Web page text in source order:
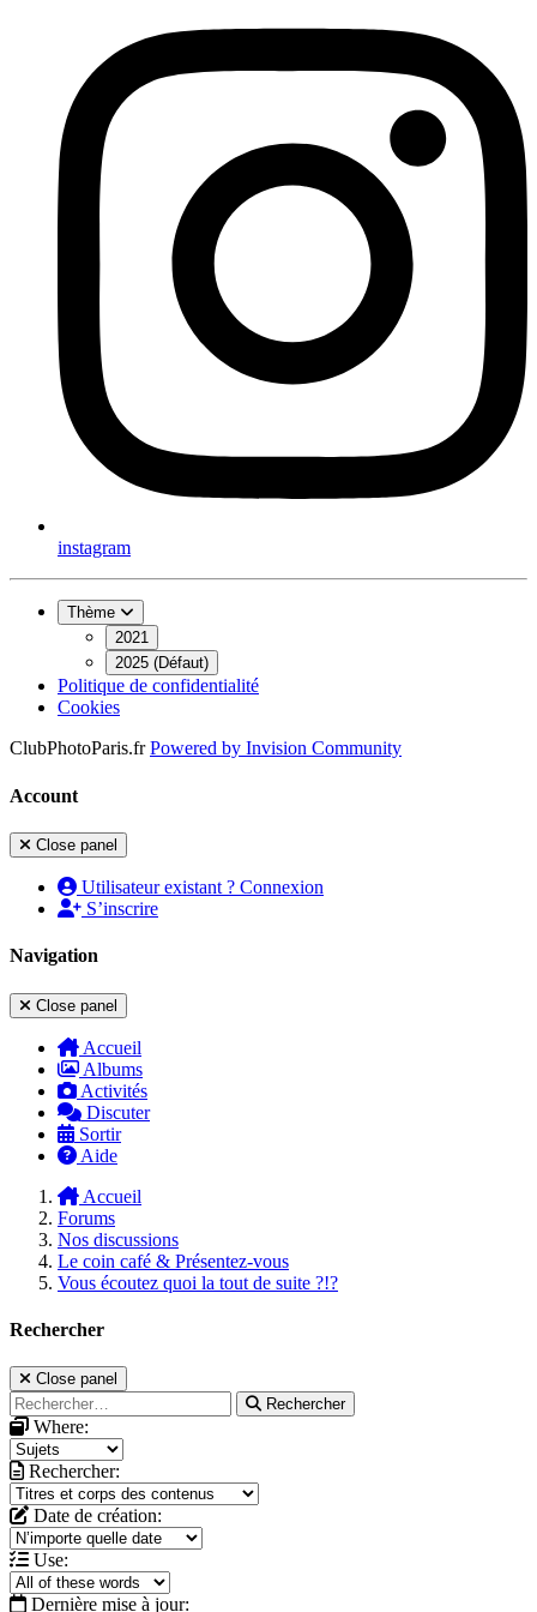
instagram
Thème
2021
2025 (Défaut)
Politique de confidentialité
Cookies
ClubPhotoParis.fr Powered by Invision Community
Account
Close panel
Utilisateur existant ? Connexion
S’inscrire
Navigation
Close panel
Accueil
Albums
Activités
Discuter
Sortir
Aide
Accueil
Forums
Nos discussions
Le coin café & Présentez-vous
Vous écoutez quoi la tout de suite ?!?
Rechercher
Close panel
Rechercher
Where:
Rechercher:
Date de création:
Use:
Dernière mise à jour: